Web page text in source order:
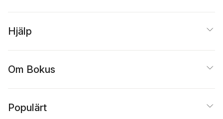
Hjälp
Om Bokus
Populärt